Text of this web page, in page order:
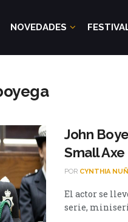
NOVEDADES
John
Small Axe
POR CYNTHIA
El actor se
serie,